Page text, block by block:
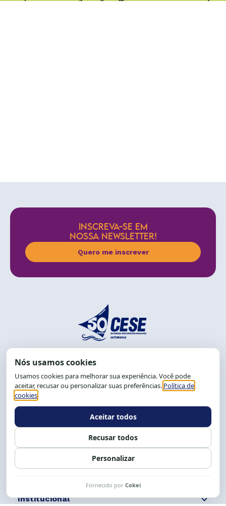
INSCREVA-SE EM
NOSSA NEWSLETTER!
Quero me inscrever
End.: R. da Graça, 150. Graça
CEP: 40.150-055
Salvador-BA, Brasil.
Tel.: (71) 2104-5457, Cel.: (71) 9 9239-2104 ou 2105
Expediente: 8h às 12h e 13 às 17h.
Siga nossas redes Fale conosco
Institucional